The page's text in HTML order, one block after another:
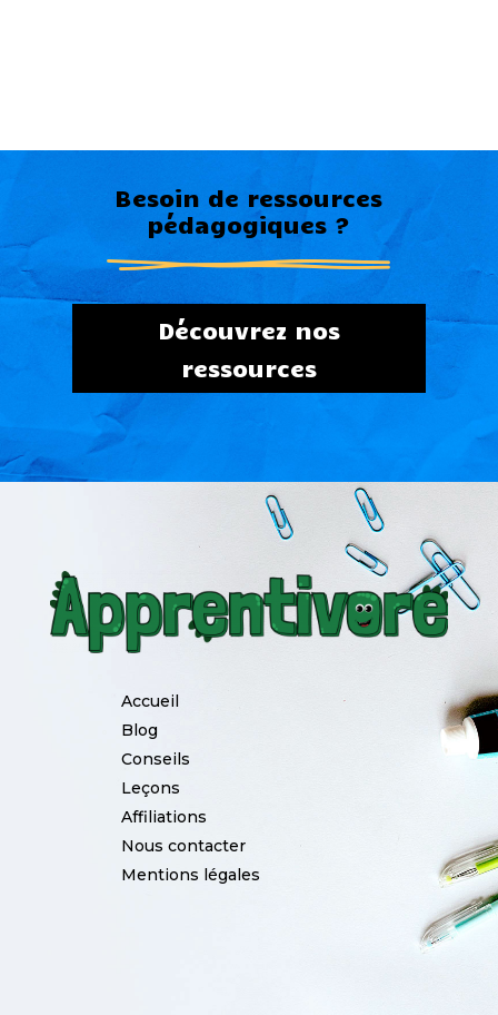
Besoin de ressources
pédagogiques ?
Découvrez nos
ressources
Accueil
Blog
Conseils
Leçons
Affiliations
Nous contacter
Mentions légales